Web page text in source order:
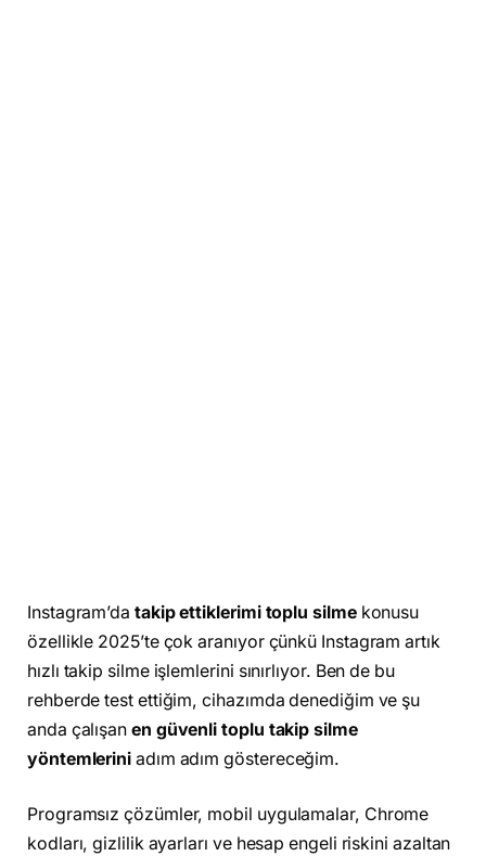
Instagram’da takip ettiklerimi toplu silmekonusu
özellikle 2025’te çok aranıyor çünkü Instagram artık
hızlı takip silme işlemlerini sınırlıyor. Ben de bu
rehberde test ettiğim, cihazımda denediğim ve şu
anda çalışan en güvenli toplu takip silme
yöntemlerini adım adım göstereceğim.
Programsız çözümler, mobil uygulamalar, Chrome
kodları, gizlilik ayarları ve hesap engeli riskini azaltan